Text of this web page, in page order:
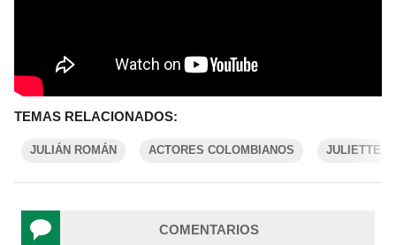
TEMAS RELACIONADOS:
JULIÁN ROMÁN ACTORES COLOMBIANOS JULIETTE
COMENTARIOS